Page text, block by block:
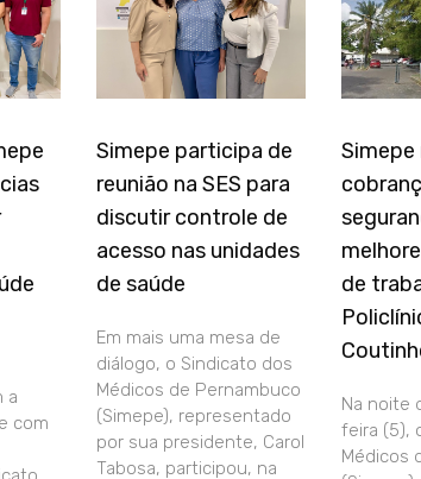
a
com
Simepe participa de
reunião na SES para
discutir controle de
acesso nas unidades
de saúde
Em mais uma mesa de
diálogo, o Sindicato dos
Médicos de Pernambuco
(Simepe), representado
por sua presidente, Carol
Tabosa, participou, na
de
Na noite
feira (5),
Médicos